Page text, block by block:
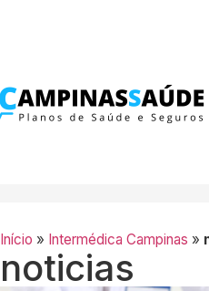
Início » Intermédica Campinas »
noticias